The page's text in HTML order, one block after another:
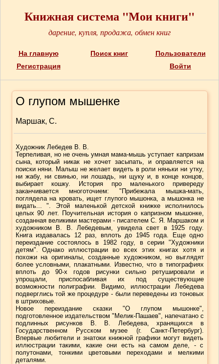
Книжная система "Мои книги"
дарение, купля, продажа, обмен книг
На главную Поиск книг
Пользователи
Регистрация
Войти
О глупом мышенке
Маршак, С.
Художник Лебедев В. В.
Терпеливая, но не очень умная мама-мышь уступает капризам
сына, который никак не хочет засыпать, и оправляется на
поиски няни. Малыш не желает видеть в роли няньки ни утку,
ни жабу, ни свинью, ни лошадь, ни щуку и, в конце концов,
выбирает кошку. История про маленького привереду
заканчивается многоточием: "Прибежала мышка-мать,
поглядела на кровать, ищет глупого мышонка, а мышонка не
видать... ". Этой маленькой детской книжке исполнилось
целых 90 лет. Поучительная история о капризном мышонке,
созданная великими мастерами - писателем С. Я. Маршаком и
художником В. В. Лебедевым, увидела свет в 1925 году.
Книга издавалась 12 раз, вплоть до 1945 года. Еще одно
переиздание состоялось в 1982 году, в серии "Художники
детям". Однако иллюстрации во всех этих книгах хотя и
похожи на оригиналы, созданные художником, но выглядят
более условными, плакатными. Известно, что в типографиях
вплоть до 90-х годов рисунки сильно ретушировали и
упрощали, приспосабливая их под существующие
возможности полиграфии. Видимо, иллюстрации Лебедева
подверглись той же процедуре - были переведены из тоновых
в штриховые.
Новое переиздание сказки "О глупом мышонке",
подготовленное издательством "Мелик-Пашаев", напечатано с
подлинных рисунков В. В. Лебедева, хранящихся в
Государственном Русском музее (г. Санкт-Петербург).
Впервые любители и знатоки книжной графики могут видеть
иллюстрации такими, какие они есть на самом деле, - с
полутонами, тонкими цветовыми переходами и мелкими
деталями.